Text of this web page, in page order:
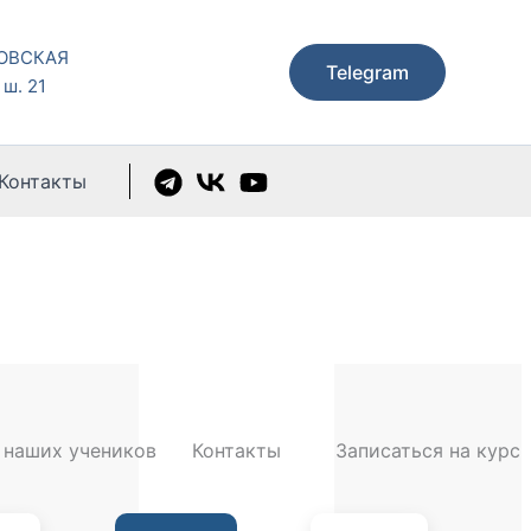
21
Telegram
учеников Контакты Записаться на курс